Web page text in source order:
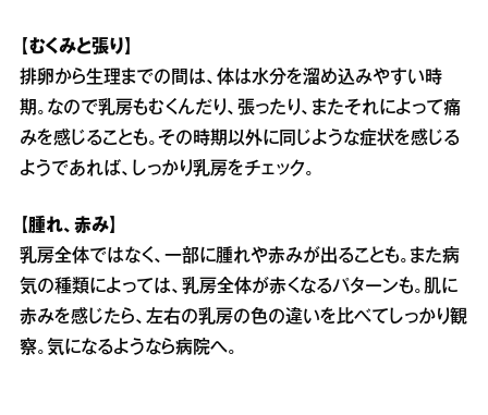
【むくみと張り】
排卵から生理までの間は、体は水分を溜め込みやすい時
期。なので乳房もむくんだり、張ったり、またそれによって痛
みを感じることも。その時期以外に同じような症状を感じる
ようであれば、しっかり乳房をチェック。
【腫れ、赤み】
乳房全体ではなく、一部に腫れや赤みが出ることも。また病
気の種類によっては、乳房全体が赤くなるパターンも。肌に
赤みを感じたら、左右の乳房の色の違いを比べてしっかり観
察。気になるようなら病院へ。